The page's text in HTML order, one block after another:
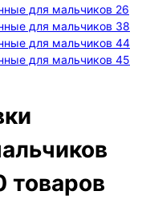
для мальчиков 26
для мальчиков 38
для мальчиков 44
для мальчиков 45
товаров